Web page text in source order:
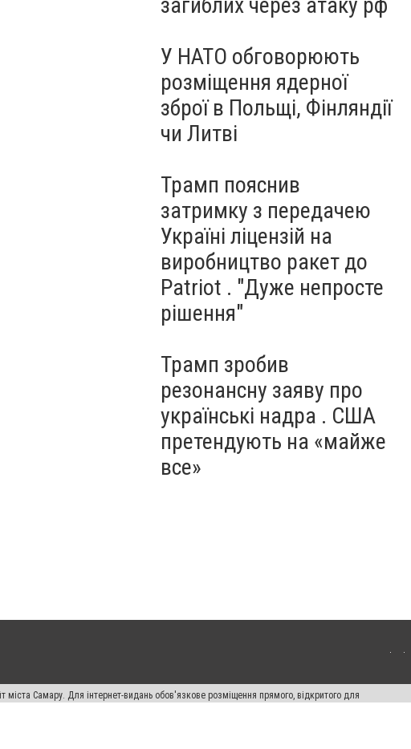
У НАТО обговорюють
розміщення ядерної
зброї в Польщі, Фінляндії
чи Литві
Трамп пояснив
затримку з передачею
Україні ліцензій на
виробництво ракет до
Patriot . "Дуже непросте
рішення"
Трамп зробив
резонансну заяву про
українські надра . США
претендують на «майже
все»
Самару. Для інтернет-видань обов'язкове розміщення прямого, відкритого для